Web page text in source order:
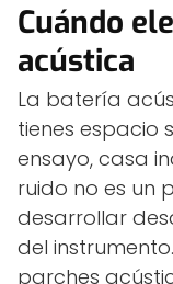
Cuándo
acústica
La batería
tienes espacio
ensayo, casa
ruido no es un
desarrollar
del
parches